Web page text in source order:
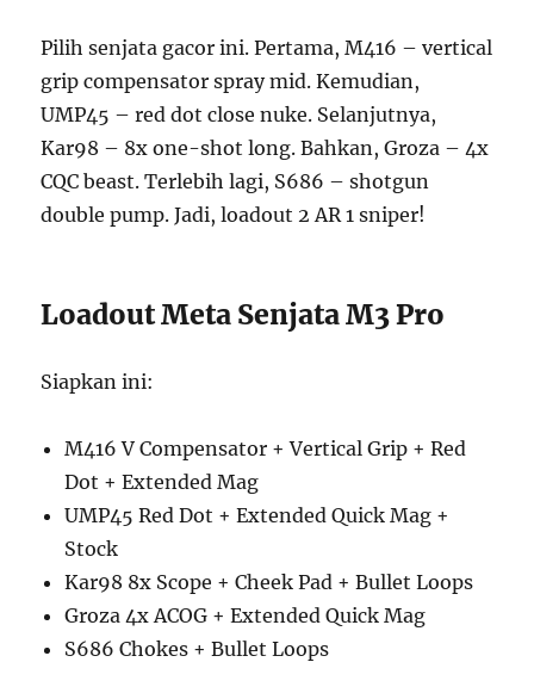
Pilih senjata gacor ini. Pertama, M416 – vertical
grip compensator spray mid. Kemudian,
UMP45 – red dot close nuke. Selanjutnya,
Kar98 – 8x one-shot long. Bahkan, Groza – 4x
CQC beast. Terlebih lagi, S686 – shotgun
double pump. Jadi, loadout 2 AR 1 sniper!
Loadout Meta Senjata M3 Pro
Siapkan ini:
M416 V Compensator + Vertical Grip + Red
Dot + Extended Mag
UMP45 Red Dot + Extended Quick Mag +
Stock
Kar98 8x Scope + Cheek Pad + Bullet Loops
Groza 4x ACOG + Extended Quick Mag
S686 Chokes + Bullet Loops